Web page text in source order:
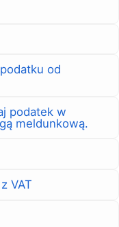
od
podatek w
meldunkową.
VAT